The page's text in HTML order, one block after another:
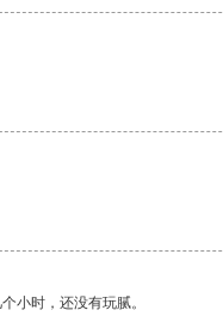
小时，还没有玩腻。